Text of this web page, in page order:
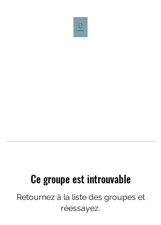
Ce groupe est introuvable
Retournez à la liste des groupes et
réessayez.